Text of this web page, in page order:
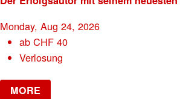
Monday, Aug 24, 2026
abCHF 40
Verlosung
MORE